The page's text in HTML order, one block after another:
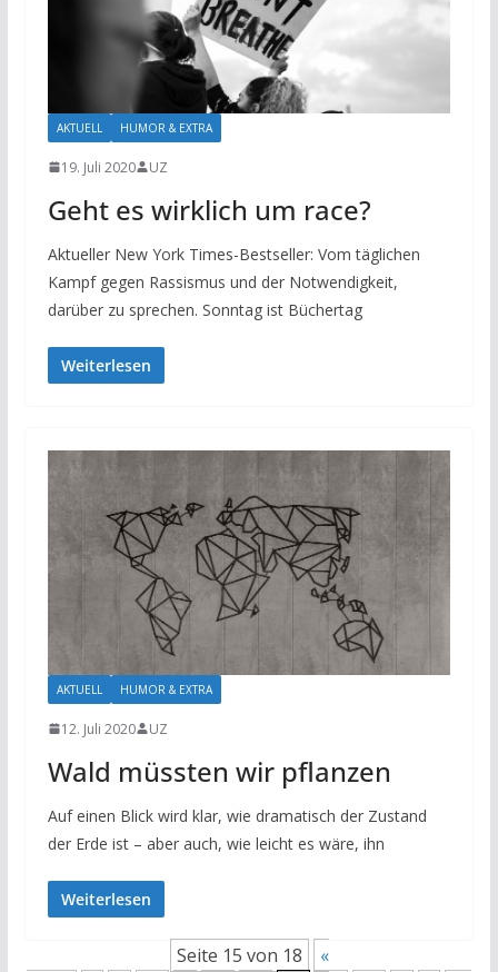
AKTUELL HUMOR & EXTRA
19. Juli 2020 UZ
Geht es wirklich um race?
Aktueller New York Times-Bestseller: Vom täglichen
Kampf gegen Rassismus und der Notwendigkeit,
darüber zu sprechen. Sonntag ist Büchertag
Weiterlesen
AKTUELL HUMOR & EXTRA
12. Juli 2020 UZ
Wald müssten wir pflanzen
Auf einen Blick wird klar, wie dramatisch der Zustand
der Erde ist – aber auch, wie leicht es wäre, ihn
Weiterlesen
Seite 15 von 18 «